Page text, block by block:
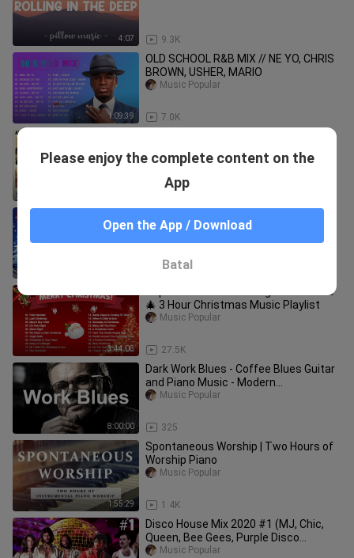
4:07 9.3K
1:09:39
OLD SCHOOL R&B MIX // NE YO, CHRIS
BROWN, USHER, MARIO
7.0K
Music Popular
FOLLOW ⚜️
RITCHE DTV CLASSICS
DANCE REMIX | LATEST PARTY MIX
2021 - 2022| TIKTOK CHRISTMAS
793
3:44:08
Top 100 Christmas Songs of All Time
🎄 3 Hour Christmas Music Playlist
27.5K
Music Popular
8:00:00
Dark Work Blues - Coffee Blues Guitar
and Piano Music - Modern
Instrumental Blues
325
Music Popular
1:55:29
Spontaneous Worship | Two Hours of
Worship Piano
1.4K
Music Popular
Disco House Mix 2020 #1 (MJ, Chic,
Queen, Bee Gees, Purple Disco
Machine, Brokenears, The Tramps...)
Music Popular
Please enjoy the complete content on the
App
Open the App / Download
Batal